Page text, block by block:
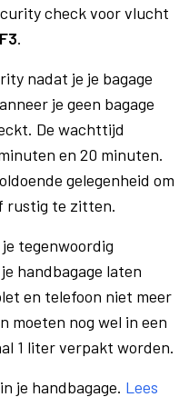
check voor vlucht
.
nadat je je bagage
je geen bagage
De wachttijd
en 20 minuten.
gelegenheid om
rustig te zitten.
tegenwoordig
handbagage laten
en telefoon niet meer
moeten nog wel in een
1 liter verpakt worden.
je handbagage. Lees